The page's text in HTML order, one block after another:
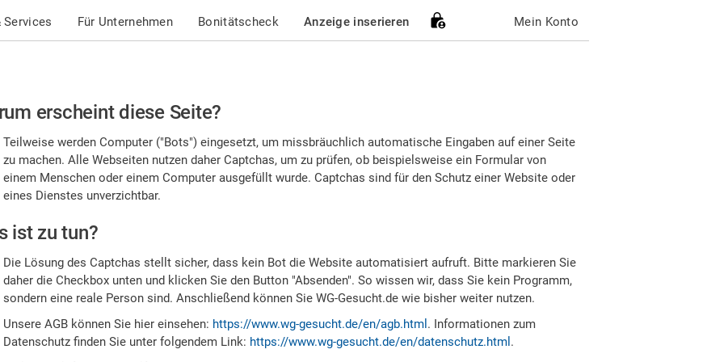
Services Für Unternehmen Bonitätscheck Anzeige inserieren Mein Konto
erscheint diese Seite?
Teilweise werden Computer ("Bots") eingesetzt, um missbräuchlich automatische Eingaben auf einer Seite
zu machen. Alle Webseiten nutzen daher Captchas, um zu prüfen, ob beispielsweise ein Formular von
einem Menschen oder einem Computer ausgefüllt wurde. Captchas sind für den Schutz einer Website oder
eines Dienstes unverzichtbar.
ist zu tun?
Die Lösung des Captchas stellt sicher, dass kein Bot die Website automatisiert aufruft. Bitte markieren Sie
daher die Checkbox unten und klicken Sie den Button "Absenden". So wissen wir, dass Sie kein Programm,
sondern eine reale Person sind. Anschließend können Sie WG-Gesucht.de wie bisher weiter nutzen.
Unsere AGB können Sie hier einsehen: https://www.wg-gesucht.de/en/agb.html . Informationen zum
Datenschutz finden Sie unter folgendem Link: https://www.wg-gesucht.de/en/datenschutz.html .